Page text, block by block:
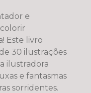
e
Este livro
30 ilustrações
ilustradora
e fantasmas
sorridentes.